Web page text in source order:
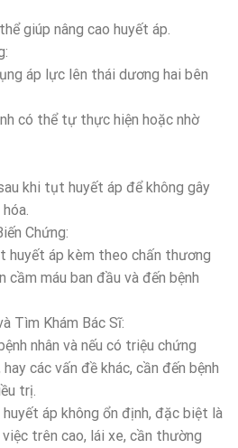
giúp nâng cao huyết áp.
áp lực lên thái dương hai bên
có thể tự thực hiện hoặc nhờ
khi tụt huyết áp để không gây
Chứng:
áp kèm theo chấn thương
cầm máu ban đầu và đến bệnh
Tìm Khám Bác Sĩ:
nhân và nếu có triệu chứng
các vấn đề khác, cần đến bệnh
trị.
áp không ổn định, đặc biệt là
trên cao, lái xe, cần thường